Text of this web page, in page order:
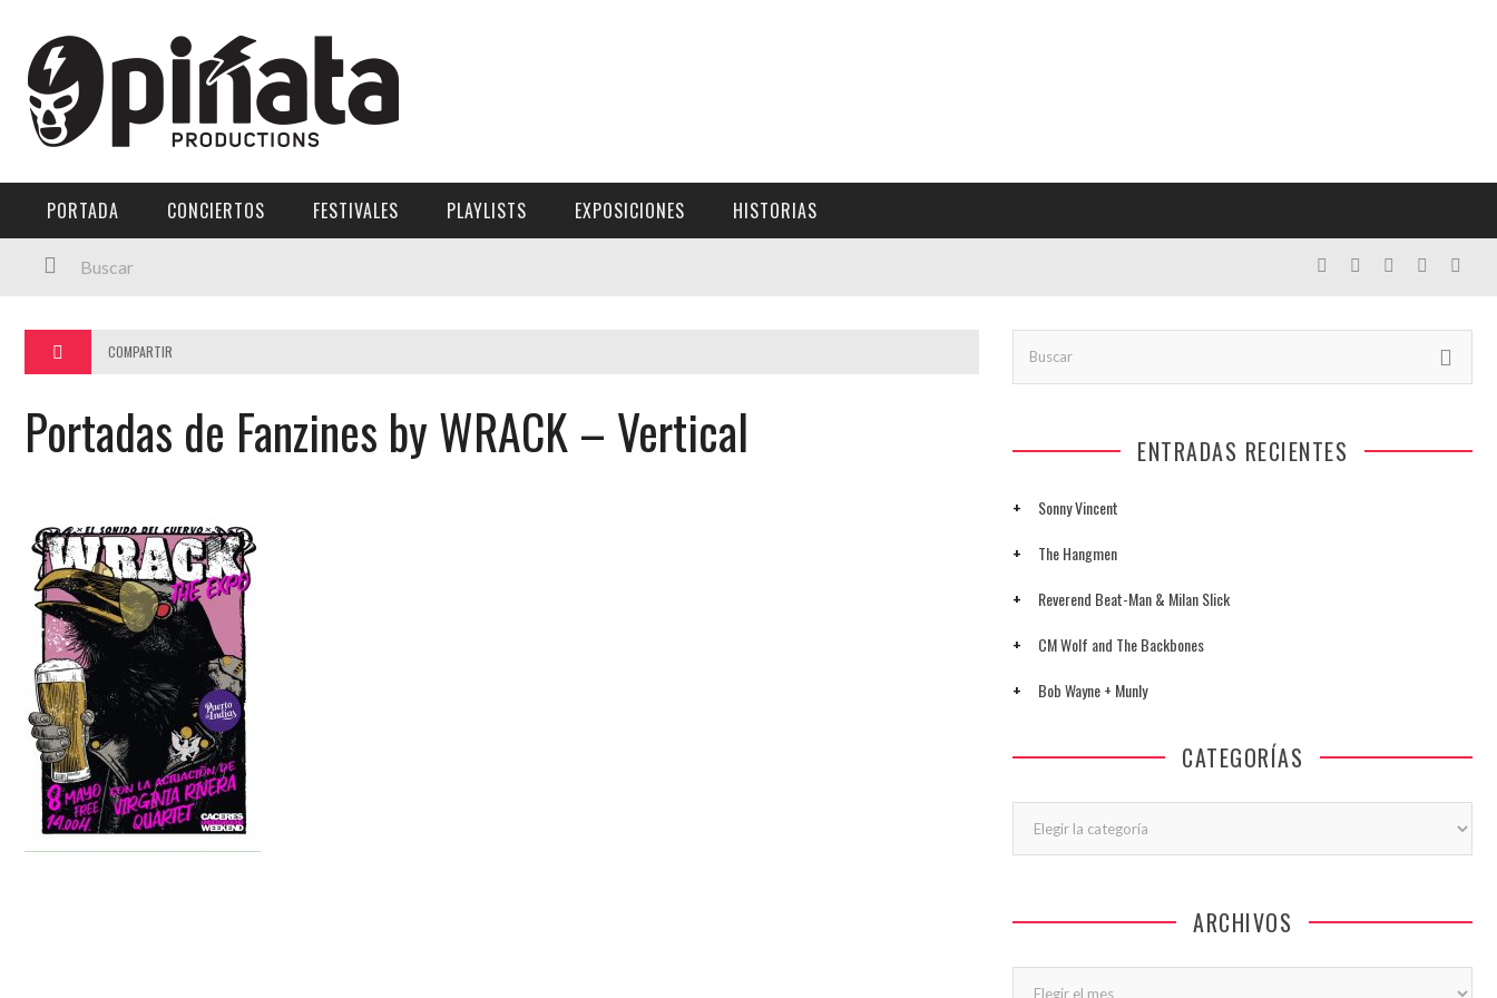
Menú Principal
PORTADA
FESTIVALES
EXPOSICIONES
HISTORIAS
PORTADA CONCIERTOS FESTIVALES PLAYLISTS EXPOSICIONES HISTORIAS
COMPARTIR
Portadas de Fanzines by WRACK – Vertical ENTRADAS RECIENTES
Sonny Vincent
The Hangmen
Reverend Beat-Man & Milan Slick
CM Wolf and The Backbones
Bob Wayne + Munly
CATEGORÍAS
ARCHIVOS